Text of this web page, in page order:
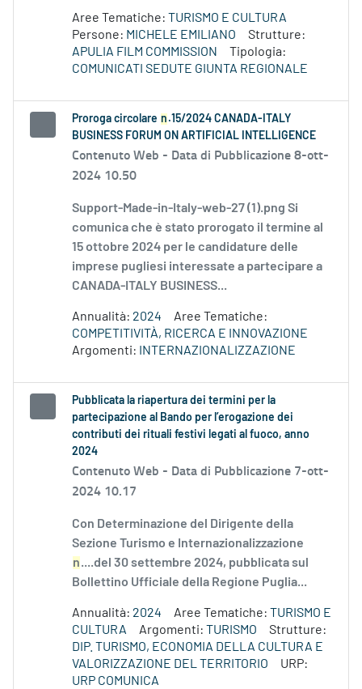
Aree Tematiche: TURISMO E CULTURA
Persone: MICHELE EMILIANO
Strutture:
APULIA FILM COMMISSION
Tipologia:
COMUNICATI SEDUTE GIUNTA REGIONALE
Proroga circolare n .15/2024 CANADA-ITALY
BUSINESS FORUM ON ARTIFICIAL INTELLIGENCE
Contenuto Web - Data di Pubblicazione 8-ott-
2024 10.50
Support-Made-in-Italy-web-27 (1).png Si
comunica che è stato prorogato il termine al
15 ottobre 2024 per le candidature delle
imprese pugliesi interessate a partecipare a
CANADA-ITALY BUSINESS...
Annualità: 2024
Aree Tematiche:
COMPETITIVITÀ, RICERCA E INNOVAZIONE
Argomenti:
INTERNAZIONALIZZAZIONE
Pubblicata la riapertura dei termini per la
partecipazione al Bando per l’erogazione dei
contributi dei rituali festivi legati al fuoco, anno
2024
Contenuto Web - Data di Pubblicazione 7-ott-
2024 10.17
Con Determinazione del Dirigente della
Sezione Turismo e Internazionalizzazione
n....del 30 settembre 2024, pubblicata sul
Bollettino Ufficiale della Regione Puglia...
Annualità: 2024 Aree Tematiche: TURISMO E
CULTURA
Argomenti: TURISMO
Strutture:
DIP. TURISMO, ECONOMIA DELLA CULTURA E
VALORIZZAZIONE DEL TERRITORIO
URP:
URP COMUNICA